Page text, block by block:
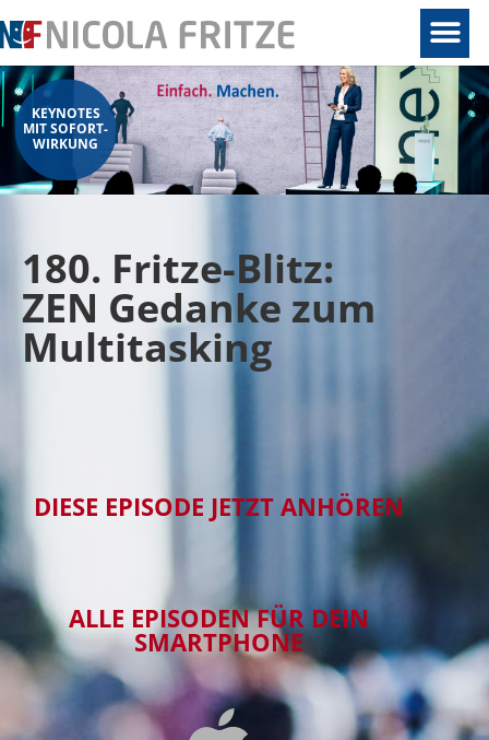
KEYNOTES
MIT SOFORT-
WIRKUNG
180. Fritze-Blitz:
ZEN Gedanke zum
Multitasking
DIESE EPISODE JETZT ANHÖREN
ALLE EPISODEN FÜR DEIN
SMARTPHONE